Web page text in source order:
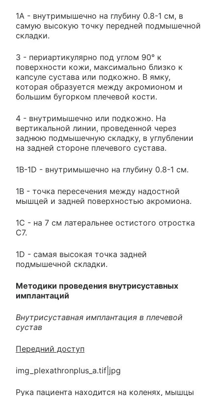
1А - внутримышечно на глубину 0.8-1 см, в
самую высокую точку передней подмышечной
складки.
3 - периартикулярно под углом 90° к
поверхности кожи, максимально близко к
капсуле сустава или подкожно. В ямку,
которая образуется между акромионом и
большим бугорком плечевой кости.
4 - внутримышечно или подкожно. На
вертикальной линии, проведенной через
заднюю подмышечную складку, в углублении
на задней стороне плечевого сустава.
1B-1D - внутримышечно на глубину 0.8-1 см.
1В - точка пересечения между надостной
мышцей и задней поверхностью акромиона.
1С - на 7 см латеральнее остистого отростка
С7.
1D - самая высокая точка задней
подмышечной складки.
Методики проведения внутрисуставных
имплантаций
Внутрисуставная имплантация в плечевой
сустав
Передний доступ
img_plexathronplus_a.tif|jpg
Рука пациента находится на коленях, мышцы